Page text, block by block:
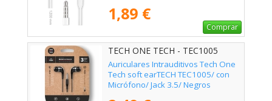
1,89 €
Comprar
TECH ONE TECH - TEC1005
Auriculares Intrauditivos Tech One
Tech soft earTECH TEC1005/ con
Micrófono/ Jack 3.5/ Negros